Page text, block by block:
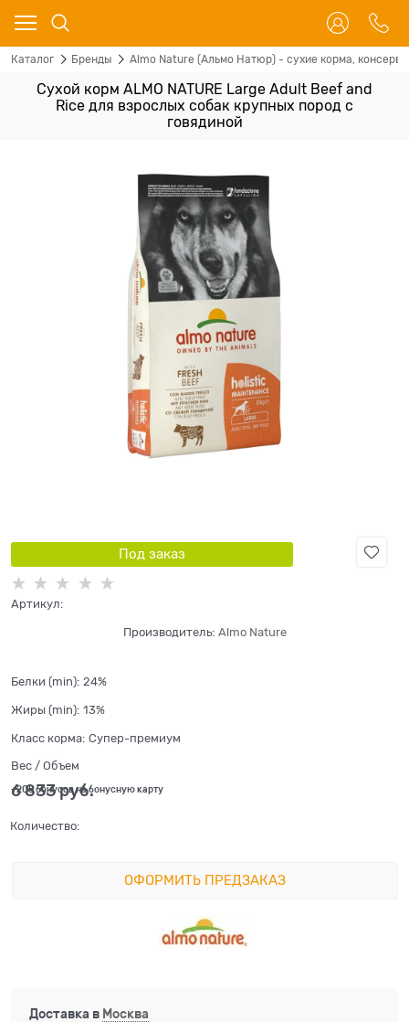
Каталог Бренды Almo Nature (Альмо Натюр) - сухие корма,
Сухой корм ALMO NATURE Large Adult Beef and
Rice для взрослых собак крупных пород с
говядиной
Под заказ
Артикул:
Производитель: Almo Nature
Белки (min): 24%
Жиры (min): 13%
Класс корма: Супер-премиум
Вес / Объем
6 833 руб.
+205 бонусов на бонусную карту
Количество:
ОФОРМИТЬ ПРЕДЗАКАЗ
Доставка в Москва